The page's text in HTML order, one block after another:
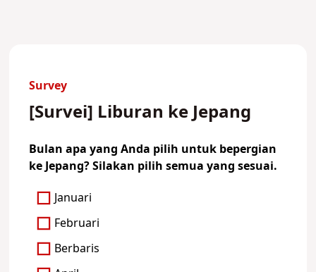
Survey
[Survei] Liburan ke Jepang
Bulan apa yang Anda pilih untuk bepergian
ke Jepang? Silakan pilih semua yang sesuai.
Januari
Februari
Berbaris